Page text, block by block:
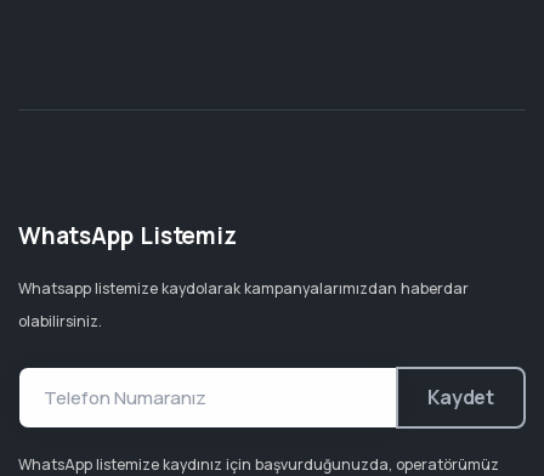
WhatsApp Listemiz
Whatsapp listemize kaydolarak kampanyalarımızdan haberdar
olabilirsiniz.
Kaydet
WhatsApp listemize kaydınız için başvurduğunuzda, operatörümüz